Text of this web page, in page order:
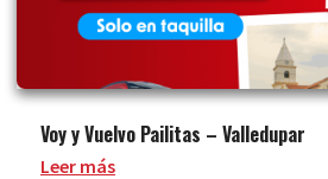
Voy y Vuelvo Pailitas – Valledupar
Leer más